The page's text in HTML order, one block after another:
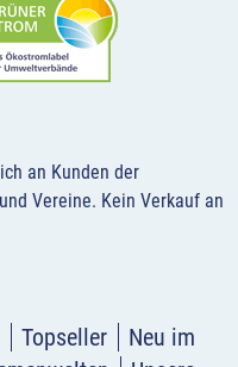
an Kunden der
Vereine. Kein Verkauf an
Topseller
Neu im